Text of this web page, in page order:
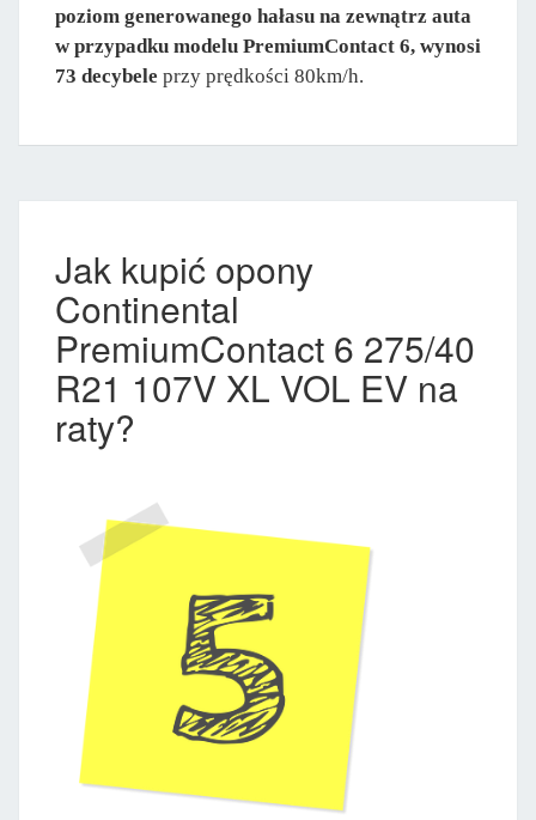
poziom generowanego hałasu na zewnątrz auta
w przypadku modelu PremiumContact 6, wynosi
73 decybele przy prędkości 80km/h.
Jak kupić opony
Continental
PremiumContact 6 275/40
R21 107V XL VOL EV na
raty?